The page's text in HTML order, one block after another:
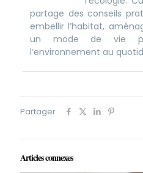
partage des conseils
embellir l’habitat,
un mode de vie
l’environnement au
Partager
Articles connexes